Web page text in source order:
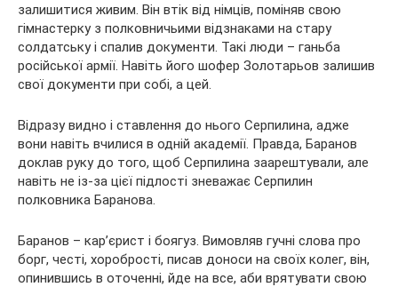
залишитися живим. Він втік від німців, поміняв свою
гімнастерку з полковничьими відзнаками на стару
солдатську і спалив документи. Такі люди – ганьба
російської армії. Навіть його шофер Золотарьов залишив
свої документи при собі, а цей.
Відразу видно і ставлення до нього Серпилина, адже
вони навіть вчилися в одній академії. Правда, Баранов
доклав руку до того, щоб Серпилина заарештували, але
навіть не із-за цієї підлості зневажає Серпилин
полковника Баранова.
Баранов – кар’єрист і боягуз. Вимовляв гучні слова про
борг, честі, хоробрості, писав доноси на своїх колег, він,
опинившись в оточенні, йде на все, аби врятувати свою